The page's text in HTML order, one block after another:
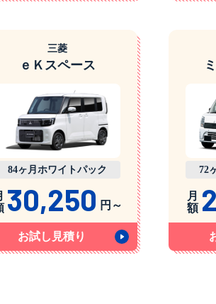
三菱
ｅＫスペース
84ヶ月ホワイトパック
30,250 円～
お試し見積り
72
月
額